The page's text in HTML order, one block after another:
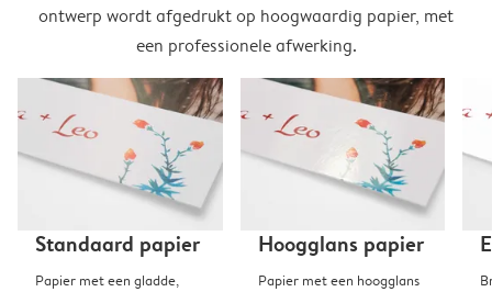
ontwerp wordt afgedrukt op hoogwaardig papier, met
een professionele afwerking.
Standaard papier
Papier met een gladde,
Hoogglans papier
Papier met een hoogglans